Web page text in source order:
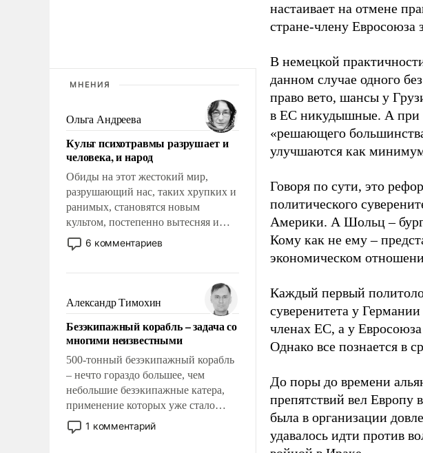
МНЕНИЯ
Ольга Андреева
Культ психотравмы разрушает и
человека, и народ
Обиды на этот жестокий мир,
разрушающий нас, таких хрупких и
ранимых, становятся новым
культом, постепенно вытесняя и
отменяя традиционное требование к
человеку – быть мужественным и
на себя ответственность, помогать
слабым, идти вперед и
адаптироваться.
6 комментариев
Александр Тимохин
Безэкипажный корабль – задача со
многими неизвестными
500-тонный безэкипажный корабль
– нечто гораздо большее, чем
небольшие безэкипажные катера,
применение которых уже стало
обыденностью. Задача по созданию
такого корабля очень сложна и
1 комментарий
настаивает на отмене
стране-члену Евросоюза
В немецкой
данном случае одного
право вето, шансы у
в ЕС никудышные. А при
«решающего
улучшаются как
Говоря по сути, это
политического
Америки. А Шольц –
Кому как не ему –
экономическом
Каждый первый
суверенитета у
членах ЕС, а у
Однако все познается в
До поры до времени
препятствий вел
была в организации
удавалось идти против